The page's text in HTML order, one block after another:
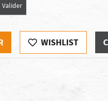
Valider
WISHLIST